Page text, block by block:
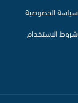
سياسة الخصوصية
شروط الاستخدام